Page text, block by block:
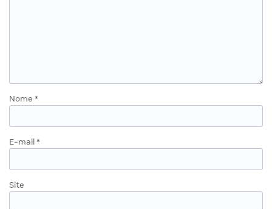
Nome *
E-mail *
Site